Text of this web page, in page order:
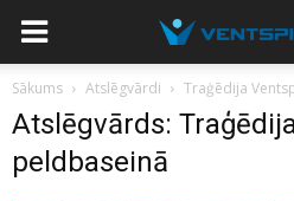
Sākums Atslēgvārdi Traģēdija
Atslēgvārds:
peldbaseinā